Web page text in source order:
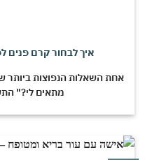
איך לבחור קרם פנים לפי
אחת השאלות הנפוצות ביותר
מתאים לי?"